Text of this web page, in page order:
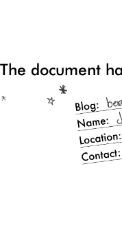
The document